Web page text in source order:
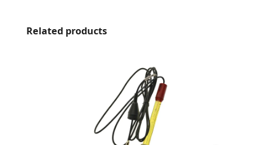
Ignorer la galerie de produits
Related products